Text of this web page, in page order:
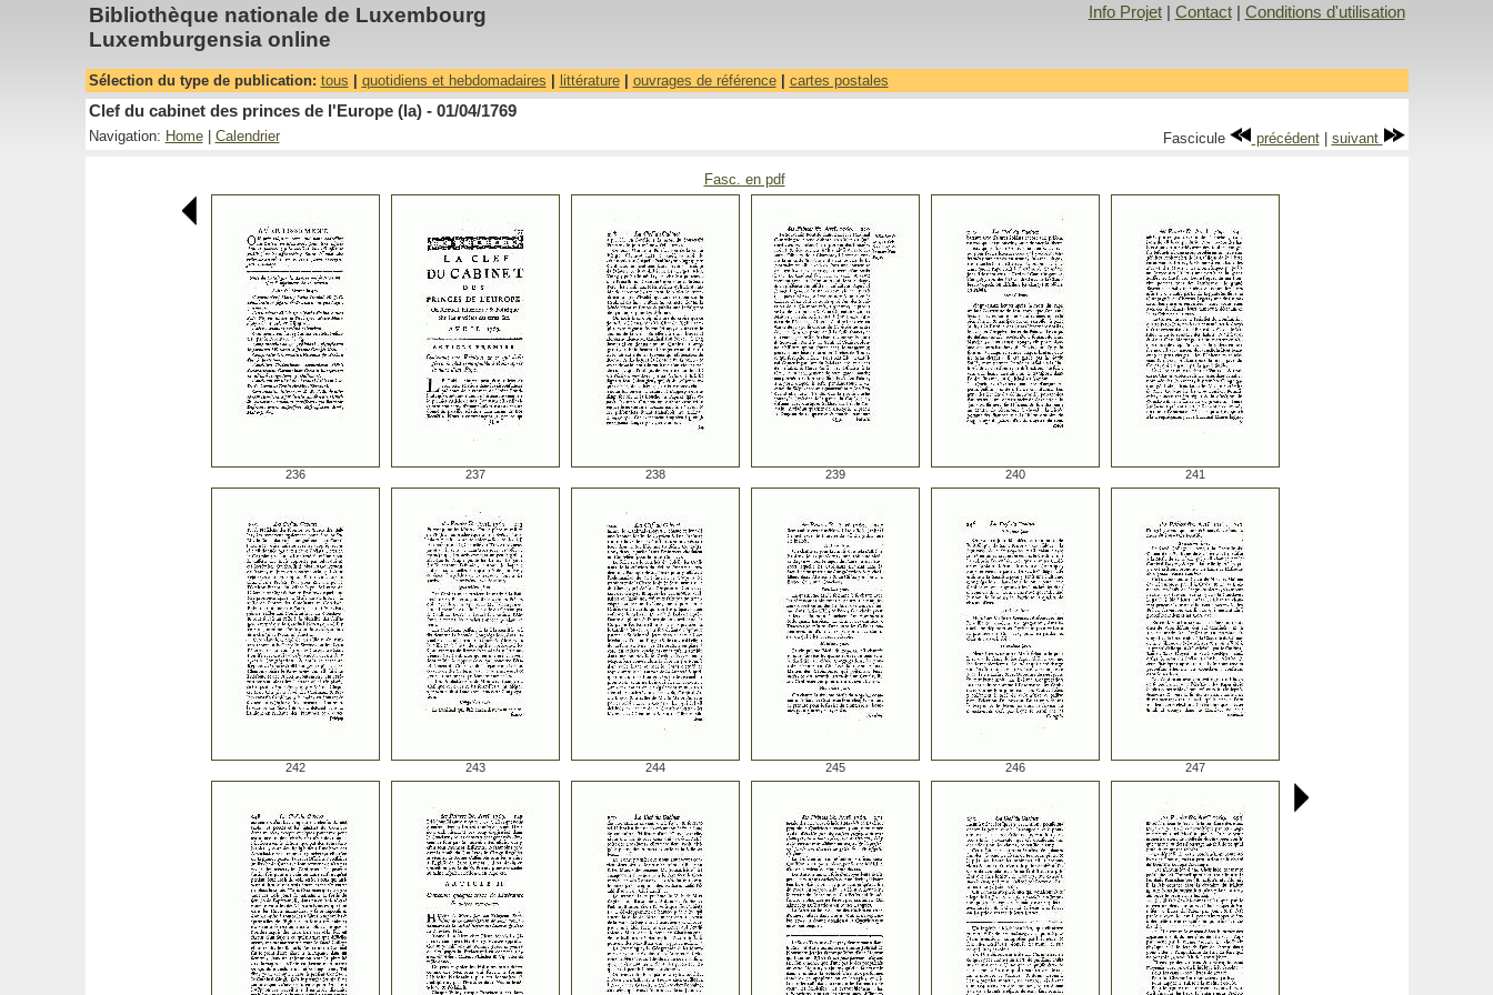
Bibliothèque nationale de Luxembourg
Luxemburgensia online
Info Projet| Contact| Conditions d'utilisation
Sélection du type de publication: tous quotidiens et hebdomadaires littérature| ouvrages de référence| cartes postales
Clef du cabinet des princes de l'Europe (la) - 01/04/1769
Navigation: Home| Calendrier Fascicule précédent| suivant
Fasc. en pdf
236 237 238 239 240 241
242 243 244 245 246 247